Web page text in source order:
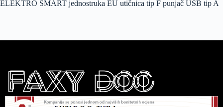
ELEKTRO SMART jednostruka EU utičnica tip F punjač USB tip A